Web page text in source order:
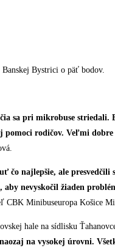
Bystrici o päť bodov.
sa pri mikrobuse striedali.
rodičov. Veľmi dobre
najlepšie, ale presvedčili
nevyskočil žiaden
CBK Minibuseuropa Košice
hale na sídlisku
na vysokej úrovni.